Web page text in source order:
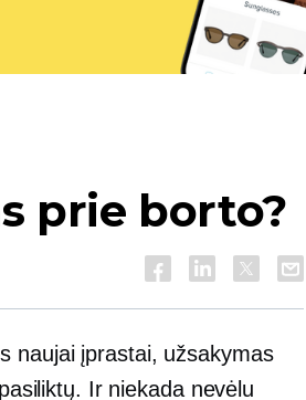
prie borto?
naujai įprastai, užsakymas
Ir niekada nevėlu